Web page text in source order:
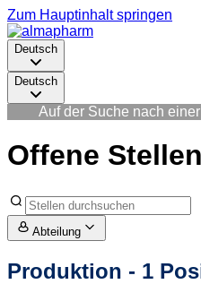
Zum Hauptinhalt springen
Deutsch
Deutsch
Auf der Suche nach
Offene Stellen
Abteilung
Produktion - 1